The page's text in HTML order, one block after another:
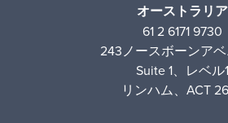
オーストラリア
61 2 6171 9730
243ノースボーンア
Suite 1、レベル1
リンハム、ACT